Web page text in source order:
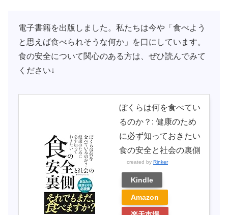
電子書籍を出版しました。私たちは今や「食べよう
と思えば食べられそうな何か」を口にしています。
食の安全について関心のある方は、ぜひ読んでみて
ください↓
ぼくらは何を食べてい
るのか？: 健康のため
に必ず知っておきたい
食の安全と社会の裏側
created by Rinker
Kindle
Amazon